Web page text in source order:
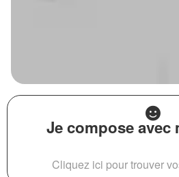
Je compose avec
Cliquez ici pour trouver